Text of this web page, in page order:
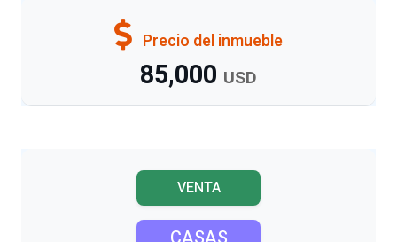
Precio del inmueble
85,000 USD
VENTA